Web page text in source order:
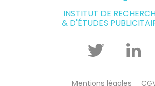
INSTITUT DE
& D'ÉTUDES
Twitter Linkedin
Mentions légales